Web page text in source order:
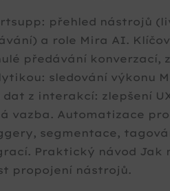
přehled nástrojů
a role Mira AI.
předávání konverzací,
sledování výkonu
z interakcí: zlepšení
vazba. Automatizace
segmentace,
Praktický návod
propojení nástrojů.